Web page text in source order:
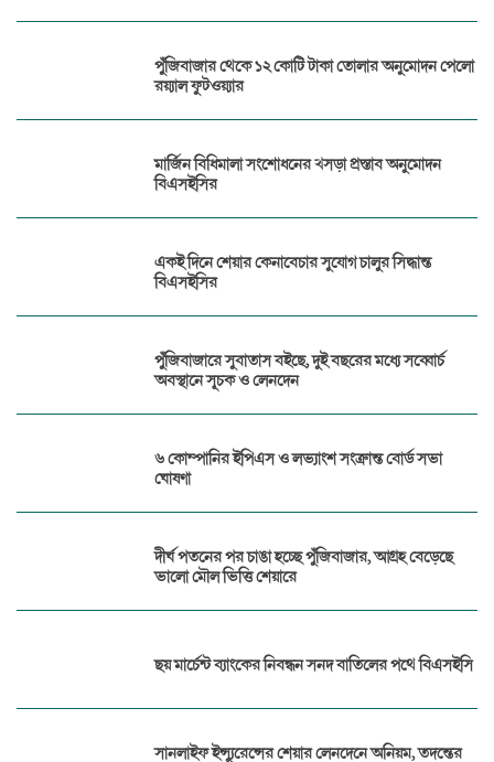
পুঁজিবাজার থেকে ১২ কোটি টাকা তোলার অনুমোদন পেলো
রয়্যাল ফুটওয়্যার
মার্জিন বিধিমালা সংশোধনের খসড়া প্রস্তাব অনুমোদন
বিএসইসির
একই দিনে শেয়ার কেনাবেচার সুযোগ চালুর সিদ্ধান্ত
বিএসইসির
পুঁজিবাজারে সুবাতাস বইছে, দুই বছরের মধ্যে সব্বোর্চ
অবস্থানে সূচক ও লেনদেন
৬ কোম্পানির ইপিএস ও লভ্যাংশ সংক্রান্ত বোর্ড সভা
ঘোষণা
দীর্ঘ পতনের পর চাঙা হচ্ছে পুঁজিবাজার, আগ্রহ বেড়েছে
ভালো মৌল ভিত্তি শেয়ারে
ছয় মার্চেন্ট ব্যাংকের নিবন্ধন সনদ বাতিলের পথে বিএসইসি
সানলাইফ ইন্স্যুরেন্সের শেয়ার লেনদেনে অনিয়ম, তদন্তের